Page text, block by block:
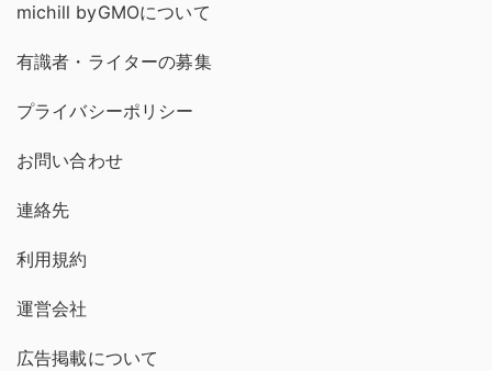
michill byGMOについて
有識者・ライターの募集
プライバシーポリシー
お問い合わせ
連絡先
利用規約
運営会社
広告掲載について